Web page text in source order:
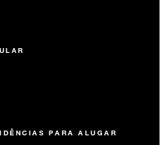
PARA ALUGAR